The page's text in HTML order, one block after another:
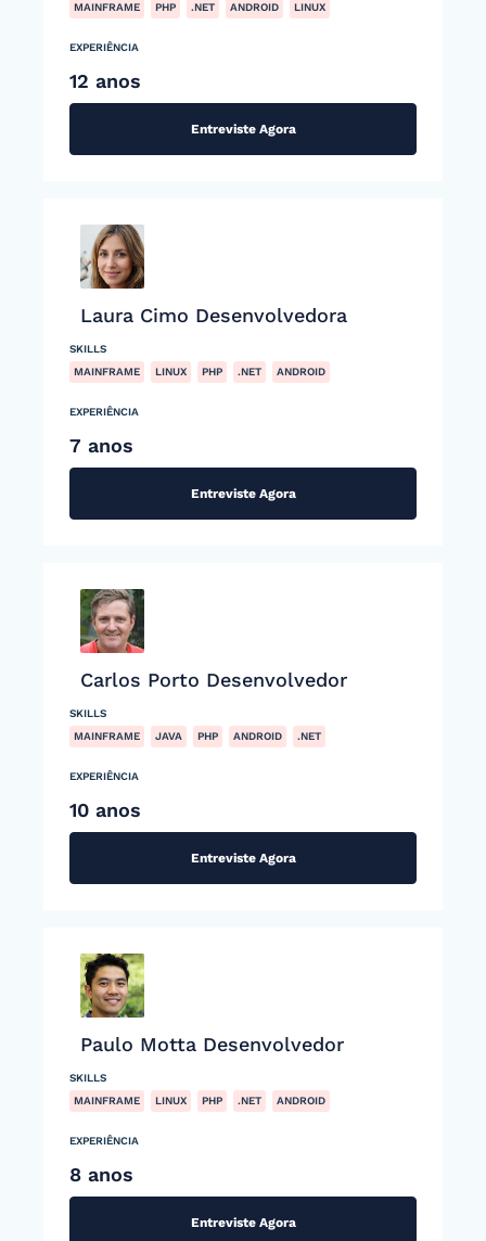
MAINFRAME
PHP .NET ANDROID LINUX
EXPERIÊNCIA
12 anos
Entreviste Agora
Laura Cimo Desenvolvedora
SKILLS
MAINFRAME
LINUX PHP .NET ANDROID
EXPERIÊNCIA
7 anos
Entreviste Agora
Carlos Porto Desenvolvedor
SKILLS
MAINFRAME
JAVA PHP ANDROID .NET
EXPERIÊNCIA
10 anos
Entreviste Agora
Paulo Motta Desenvolvedor
SKILLS
MAINFRAME
LINUX PHP .NET ANDROID
EXPERIÊNCIA
8 anos
Entreviste Agora